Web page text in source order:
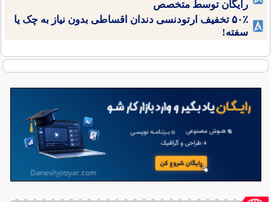
رایگان توسط متخصص
۵۰٪ تخفیف ارتودنسی دندان اقساطی بدون نیاز به چک یا
سفته!